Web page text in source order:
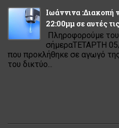
Ιωάννινα :Διακοπή
22:00μμ σε αυτές
Πληροφορούμε
σήμεραΤΕΤΑΡΤΗ
που προκλήθηκε σε αγωγό
του δικτύο...